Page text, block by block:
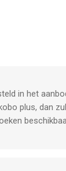
bibliotheken
in het
plus, dan